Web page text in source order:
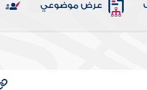
عرض موضوعي